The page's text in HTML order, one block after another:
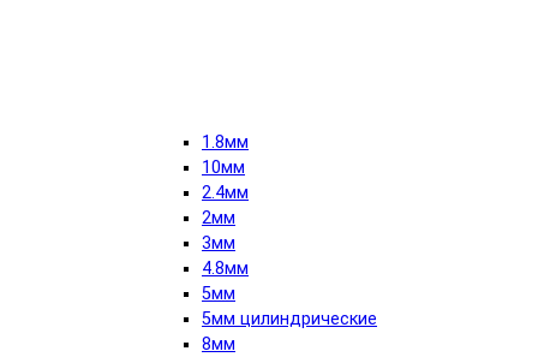
1.8мм
10мм
2.4мм
2мм
3мм
4.8мм
5мм
5мм цилиндрические
8мм